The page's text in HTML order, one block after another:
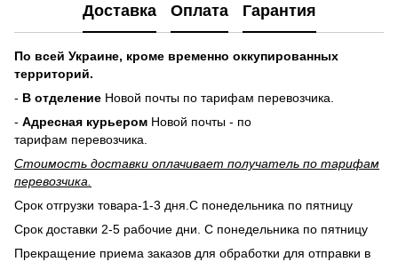
Доставка Оплата Гарантия
По всей Украине, кроме временно оккупированных
территорий.
- В отделение Новой почты по тарифам перевозчика.
- Адресная курьером Новой почты - по
тарифам перевозчика.
Стоимость доставки оплачивает получатель по тарифам
перевозчика.
Срок отгрузки товара-1-3 дня.С понедельника по пятницу
Срок доставки 2-5 рабочие дни. С понедельника по пятницу
Прекращение приема заказов для обработки для отправки в